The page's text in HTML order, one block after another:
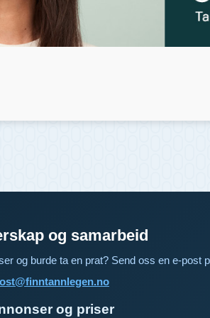
og samarbeid
og burde ta en prat? Send oss en e-post
og priser